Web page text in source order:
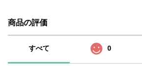
商品の評価
すべて 0